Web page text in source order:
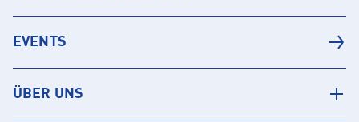
EVENTS
ÜBER UNS